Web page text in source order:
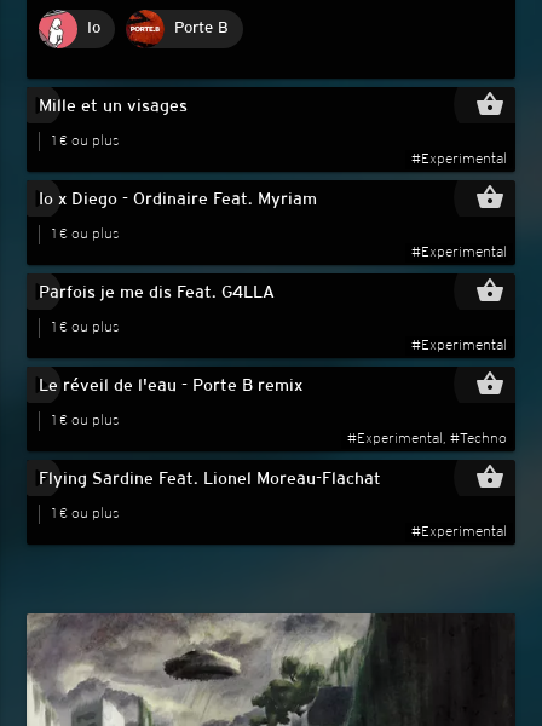
Io Porte B
play_circle_filled shopping_basket
Mille et un visages
1 € ou plus
#Experimental
play_circle_filled shopping_basket
Io x Diego - Ordinaire Feat. Myriam
1 € ou plus
#Experimental
play_circle_filled shopping_basket
Parfois je me dis Feat. G4LLA
1 € ou plus
#Experimental
play_circle_filled shopping_basket
Le réveil de l'eau - Porte B remix
1 € ou plus
#Experimental, #Techno
play_circle_filled shopping_basket
Flying Sardine Feat. Lionel Moreau-Flachat
1 € ou plus
#Experimental